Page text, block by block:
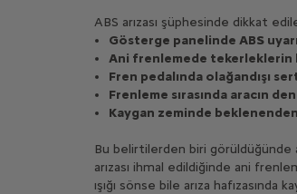
ABS arızası şüphesinde dikkat
Gösterge panelinde ABS uyarı
Ani frenlemede tekerleklerin
Fren pedalında olağandışı
Frenleme sırasında aracın
Kaygan zeminde
Bu belirtilerden biri görüldüğünde
arızası ihmal edildiğinde ani
ışığı sönse bile arıza